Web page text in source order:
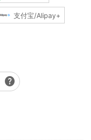
支付宝/Alipay+
help